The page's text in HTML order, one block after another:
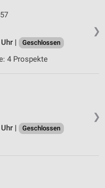
❯
|
Geschlossen
4 Prospekte
❯
|
Geschlossen